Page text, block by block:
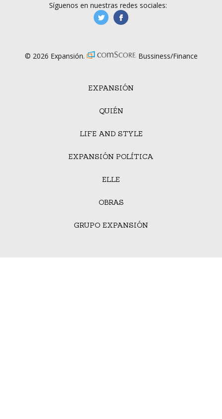
EXPANSIÓN
QUIÉN
LIFE AND STYLE
EXPANSIÓN POLÍTICA
ELLE
OBRAS
GRUPO EXPANSIÓN
Síguenos en nuestras redes sociales:
manufacturaGE
© 2026 Expansión. Bussiness/Finance